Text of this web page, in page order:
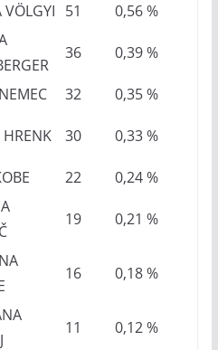
VÖLGYI 51 0,56 %
36 0,39 %
32
0,35 %
30 0,33 %
22 0,24 %
19 0,21 %
16 0,18 %
11 0,12 %